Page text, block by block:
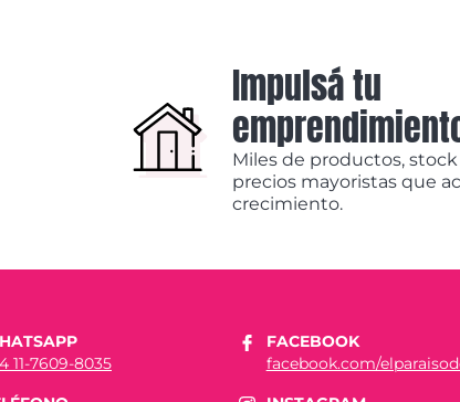
Impulsá tu
Miles de productos,
precios mayoristas que
crecimiento.
11-7609-8035
FACEBOOK
facebook.com/